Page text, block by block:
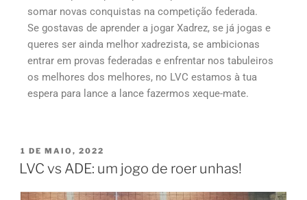
somar novas conquistas na competição federada.
Se gostavas de aprender a jogar Xadrez, se já jogas e
queres ser ainda melhor xadrezista, se ambicionas
entrar em provas federadas e enfrentar nos tabuleiros
os melhores dos melhores, no LVC estamos à tua
espera para lance a lance fazermos xeque-mate.
1 DE MAIO, 2022
LVC vs ADE: um jogo de roer unhas!